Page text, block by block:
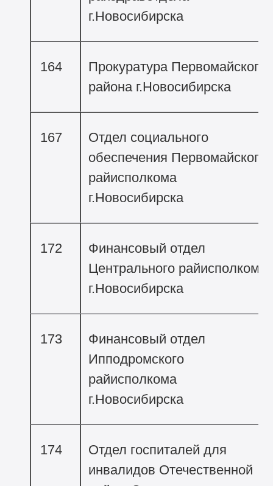
г.Новосибирска
164
Прокуратура Первомайского
района г.Новосибирска
167
Отдел социального
обеспечения Первомайского
райисполкома
г.Новосибирска
172
Финансовый отдел
Центрального райисполкома
г.Новосибирска
173
Финансовый отдел
Ипподромского
райисполкома
г.Новосибирска
174
Отдел госпиталей для
инвалидов Отечественной